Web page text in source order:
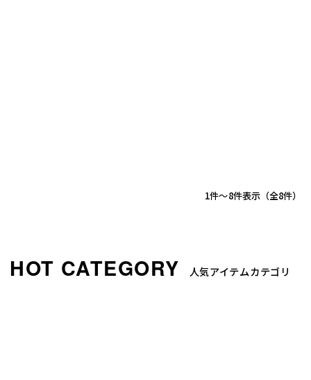
8
1 -8件表示
人気アイテムカテゴリ